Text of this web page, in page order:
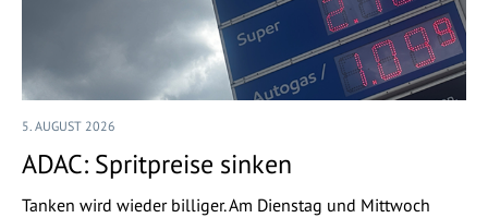
5. AUGUST 2026
ADAC: Spritpreise sinken
Tanken wird wieder billiger. Am Dienstag und Mittwoch